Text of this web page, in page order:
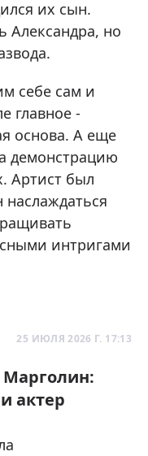
их сын.
Александра, но
себе сам и
главное -
основа. А еще
демонстрацию
Артист был
наслаждаться
интригами
25 ИЮЛЯ 2026 Г. 17:13
актер